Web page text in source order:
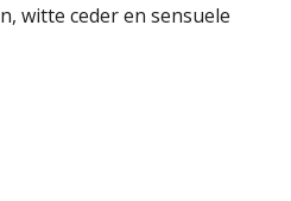
witte ceder en sensuele